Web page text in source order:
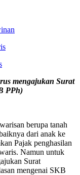
mengajukan Surat
PPh)
berupa tanah
dari anak ke
Pajak penghasilan
Namun untuk
Surat
mengenai SKB